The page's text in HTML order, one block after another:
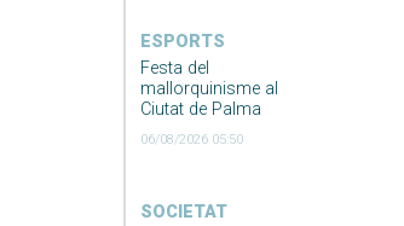
ESPORTS
Festa del
mallorquinisme al
Ciutat de Palma
06/08/2026 05:50
SOCIETAT